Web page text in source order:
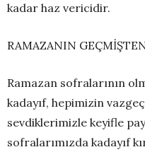
kadar haz vericidir.
RAMAZANIN
Ramazan sofralarının
kadayıf, hepimizin
sevdiklerimizle keyifle
sofralarımızda kadayıf